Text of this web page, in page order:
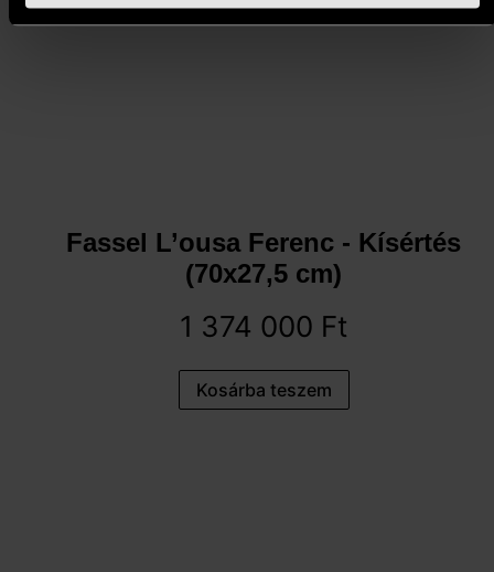
Fassel L’ousa Ferenc - Kísértés
(70x27,5 cm)
1 374 000 Ft
Kosárba teszem